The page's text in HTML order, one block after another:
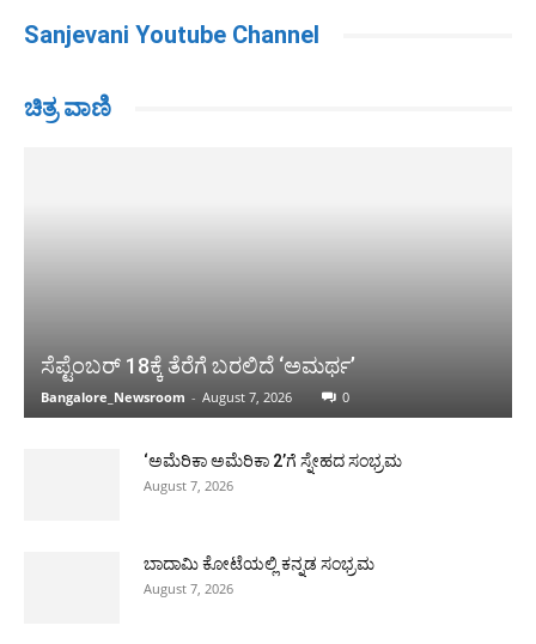
Sanjevani Youtube Channel
ಚಿತ್ರ ವಾಣಿ
ಸೆಪ್ಟೆಂಬರ್ 18ಕ್ಕೆ ತೆರೆಗೆ ಬರಲಿದೆ ‘ಅಮರ್ಥ’
Bangalore_Newsroom - August 7, 2026 0
‘ಅಮೆರಿಕಾ ಅಮೆರಿಕಾ 2’ಗೆ ಸ್ನೇಹದ ಸಂಭ್ರಮ
August 7, 2026
ಬಾದಾಮಿ ಕೋಟೆಯಲ್ಲಿ ಕನ್ನಡ ಸಂಭ್ರಮ
August 7, 2026